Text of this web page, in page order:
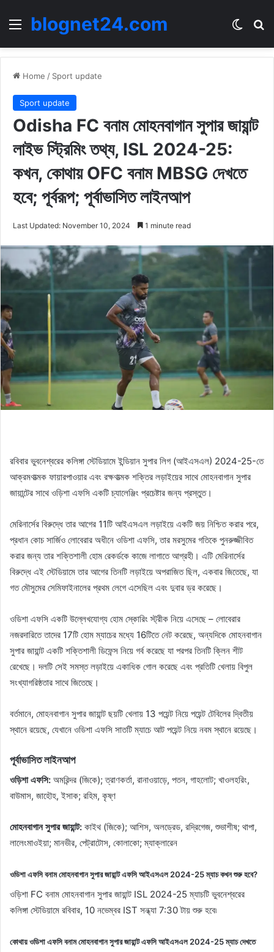
Menublognet24.com
Home / Sport update
Sport update
Odisha FC বনাম মোহনবাগান সুপার জায়ান্ট
লাইভ স্ট্রিমিং তথ্য, ISL 2024-25:
কখন, কোথায় OFC বনাম MBSG দেখতে
হবে; পূর্বরূপ; পূর্বাভাসিত লাইনআপ
Last Updated: November 10, 2024 1 minute read
রবিবার ভুবনেশ্বরের কলিঙ্গা স্টেডিয়ামে ইন্ডিয়ান সুপার লিগ (আইএসএল) 2024-25-তে
আক্রমণাত্মক ফায়ারপাওয়ার এবং রক্ষণাত্মক শক্তির লড়াইয়ের সাথে মোহনবাগান সুপার
জায়ান্টের সাথে ওড়িশা এফসি একটি চ্যালেঞ্জিং প্রচেষ্টার জন্য প্রস্তুত।
মেরিনার্সের বিরুদ্ধে তার আগের 11টি আইএসএল লড়াইয়ে একটি জয় নিশ্চিত করার পরে,
প্রধান কোচ সার্জিও লোবেরার অধীনে ওডিশা এফসি, তার মরসুমের গতিকে পুনরুজ্জীবিত
করার জন্য তার শক্তিশালী হোম রেকর্ডকে কাজে লাগাতে আগ্রহী। এটি মেরিনার্সের
বিরুদ্ধে এই স্টেডিয়ামে তার আগের তিনটি লড়াইয়ে অপরাজিত ছিল, একবার জিতেছে, যা
গত মৌসুমের সেমিফাইনালের প্রথম লেগে এসেছিল এবং দুবার ড্র করেছে।
ওডিশা এফসি একটি উল্লেখযোগ্য হোম স্কোরিং স্ট্রীক নিয়ে এসেছে – লোবেরার
নজরদারিতে তাদের 17টি হোম ম্যাচের মধ্যে 16টিতে নেট করেছে, অন্যদিকে মোহনবাগান
সুপার জায়ান্ট একটি শক্তিশালী ডিফেন্স নিয়ে গর্ব করেছে যা পরপর তিনটি ক্লিন শীট
রেখেছে। দলটি সেই সমস্ত লড়াইয়ে একাধিক গোল করেছে এবং প্রতিটি খেলায় বিপুল
সংখ্যাগরিষ্ঠতার সাথে জিতেছে।
বর্তমানে, মোহনবাগান সুপার জায়ান্ট ছয়টি খেলায় 13 পয়েন্ট নিয়ে পয়েন্ট টেবিলের দ্বিতীয়
স্থানে রয়েছে, যেখানে ওডিশা এফসি সাতটি ম্যাচে আট পয়েন্ট নিয়ে নবম স্থানে রয়েছে।
পূর্বাভাসিত লাইনআপ
ওড়িশা এফসি: অমরিন্দর (জিকে); ত্রাণকর্তা, রানাওয়াড়ে, পতন, গাহলোট; খাওলহরিং,
বাউমাস, জাহৌহ, ইসাক; রহিম, কৃষ্ণ
মোহনবাগান সুপার জায়ান্ট: কাইথ (জিকে); আশিস, অলড্রেড, রদ্রিগেজ, শুভাশীষ; থাপা,
লালেংমাওইয়া; মানভীর, পেট্রাটোস, কোলাকো; ম্যাক্লারেন
ওডিশা এফসি বনাম মোহনবাগান সুপার জায়ান্ট এফসি আইএসএল 2024-25 ম্যাচ কখন শুরু হবে?
ওড়িশা FC বনাম মোহনবাগান সুপার জায়ান্ট ISL 2024-25 ম্যাচটি ভুবনেশ্বরের
কলিঙ্গা স্টেডিয়ামে রবিবার, 10 নভেম্বর IST সন্ধ্যা 7:30 টায় শুরু হবে৷
কোথায় ওডিশা এফসি বনাম মোহনবাগান সুপার জায়ান্ট এফসি আইএসএল 2024-25 ম্যাচ দেখতে